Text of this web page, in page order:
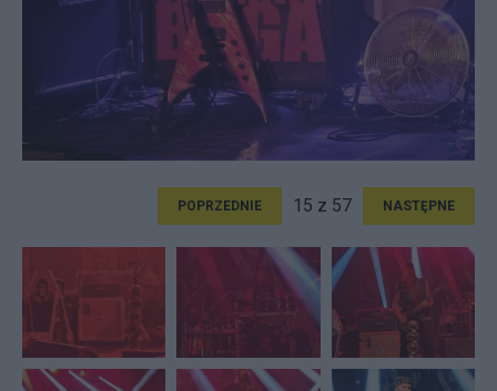
POPRZEDNIE 15 z 57 NASTĘPNE